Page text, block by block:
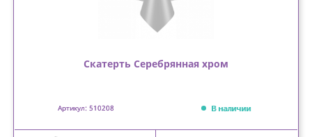
Скатерть Серебрянная хром
Артикул: 510208 В наличии